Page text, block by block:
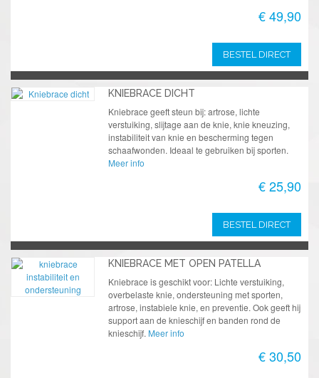
€ 49,90
BESTEL DIRECT
KNIEBRACE DICHT
Kniebrace geeft steun bij: artrose, lichte
verstuiking, slijtage aan de knie, knie kneuzing,
instabiliteit van knie en bescherming tegen
schaafwonden. Ideaal te gebruiken bij sporten.
Meer info
€ 25,90
BESTEL DIRECT
KNIEBRACE MET OPEN PATELLA
Kniebrace is geschikt voor: Lichte verstuiking,
overbelaste knie, ondersteuning met sporten,
artrose, instabiele knie, en preventie. Ook geeft hij
support aan de knieschijf en banden rond de
knieschijf. Meer info
€ 30,50